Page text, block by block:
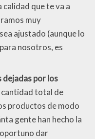
que te va a
muy
ajustado (aunque lo
nosotros, es
por los
cantidad total de
productos de modo
gente han hecho la
dar